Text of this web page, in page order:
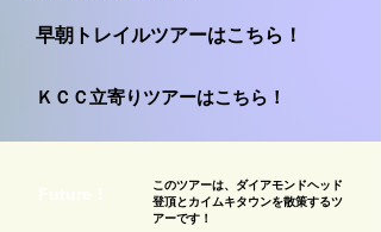
早朝トレイルツアーはこちら！
ＫＣＣ立寄りツアーはこちら！
このツアーは、ダイアモンドヘッド
登頂とカイムキタウンを散策するツ
アーです！